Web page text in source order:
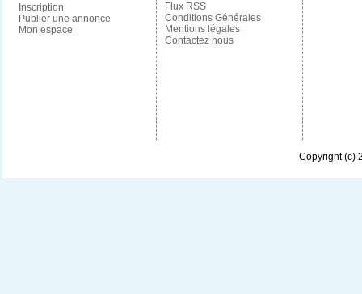
Inscription
Publier une annonce
Mon espace
Flux RSS
Conditions Générales
Mentions légales
Contactez nous
Copyright (c)